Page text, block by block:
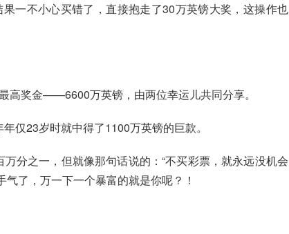
一不小心买错了，直接抱走了30万英镑大奖，这操作也
高奖金——6600万英镑，由两位幸运儿共同分享。
仅23岁时就中得了1100万英镑的巨款。
分之一，但就像那句话说的：“不买彩票，就永远没机会
了，万一下一个暴富的就是你呢？！